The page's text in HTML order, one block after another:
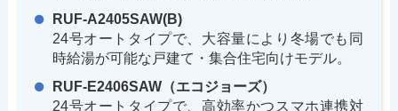
RUF-A2405SAW(B)
24号オートタイプで、大容量により冬場でも同
時給湯が可能な戸建て・集合住宅向けモデル。
RUF-E2406SAW（エコジョーズ）
24号オートタイプで、高効率かつスマホ連携対